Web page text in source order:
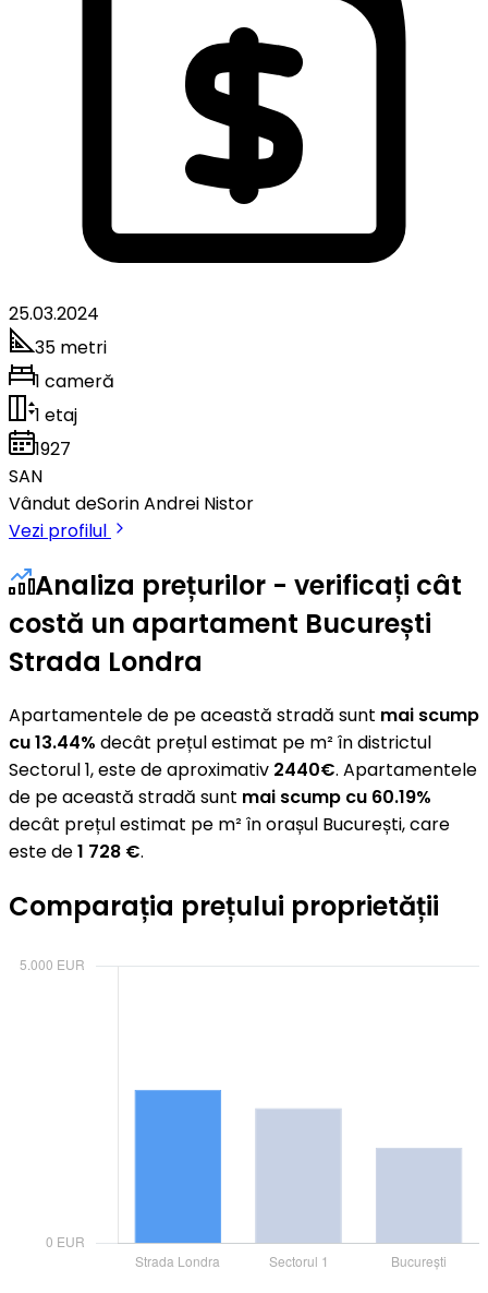
25.03.2024
35 metri
1 cameră
1 etaj
1927
SAN
Vândut deSorin Andrei Nistor
Vezi profilul
Analiza prețurilor - verificați cât
costă un apartament București
Strada Londra
Apartamentele de pe această stradă sunt mai scump
cu 13.44% decât prețul estimat pe m² în districtul
Sectorul 1, este de aproximativ 2440€. Apartamentele
de pe această stradă sunt mai scump cu 60.19%
decât prețul estimat pe m² în orașul București, care
este de1 728 €.
Comparația prețului proprietății